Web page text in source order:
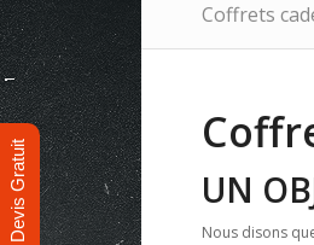
Coffrets
UN
Nous disons
Devis Gratuit